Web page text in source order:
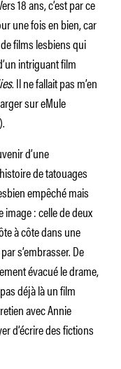
18 ans, c’est par ce
une fois en bien, car
films lesbiens qui
intriguant film
. Il ne fallait pas m’en
sur eMule
d’une
de tatouages
empêché mais
image : celle de deux
à côte dans une
s’embrasser. De
évacué le drame,
déjà là un film
avec Annie
d’écrire des fictions